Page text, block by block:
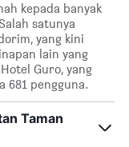
kepada banyak
satunya
yang kini
lain yang
Guro, yang
681 pengguna.
Taman